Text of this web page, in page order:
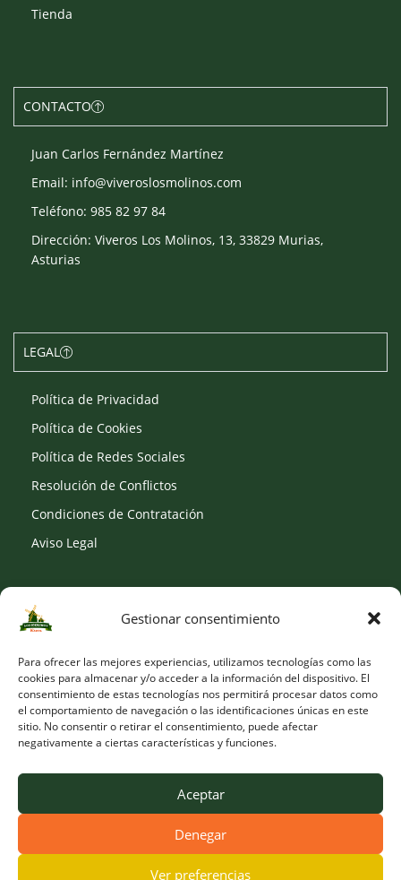
Gestionar consentimiento
Para ofrecer las mejores experiencias, utilizamos tecnologías como las
cookies para almacenar y/o acceder a la información del dispositivo. El
consentimiento de estas tecnologías nos permitirá procesar datos como
el comportamiento de navegación o las identificaciones únicas en este
sitio. No consentir o retirar el consentimiento, puede afectar
negativamente a ciertas características y funciones.
Aceptar
Denegar
Ver preferencias
Tienda
CONTACTO
Juan Carlos Fernández Martínez
Email: info@viveroslosmolinos.com
Teléfono: 985 82 97 84
Dirección: Viveros Los Molinos, 13, 33829 Murias,
Asturias
LEGAL
Política de Privacidad
Política de Cookies
Política de Redes Sociales
Resolución de Conflictos
Condiciones de Contratación
Aviso Legal
SOCIAL
© Copyright 2026 Viveros Los Molinos |
Developed by Obelisk